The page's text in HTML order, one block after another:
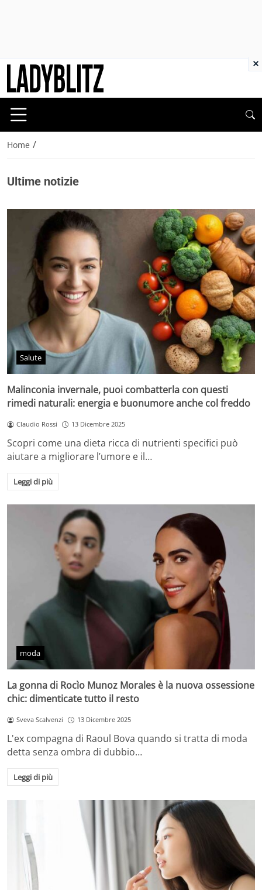
Home /
Ultime notizie
Salute
Malinconia invernale, puoi combatterla con questi
rimedi naturali: energia e buonumore anche col freddo
Claudio Rossi 13 Dicembre 2025
Scopri come una dieta ricca di nutrienti specifici può
aiutare a migliorare l’umore e il…
Leggi di più
moda
La gonna di Rocìo Munoz Morales è la nuova ossessione
chic: dimenticate tutto il resto
Sveva Scalvenzi 13 Dicembre 2025
L'ex compagna di Raoul Bova quando si tratta di moda
detta senza ombra di dubbio…
Leggi di più
×